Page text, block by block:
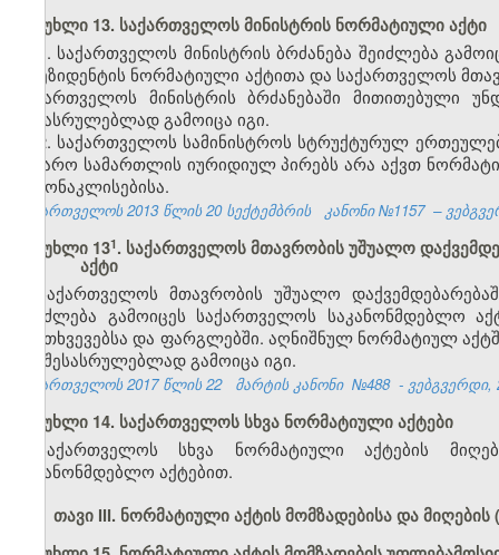
მუხლი 13. საქართველოს მინისტრის ნორმატიული აქტი
1. საქართველოს მინისტრის ბრძანება შეიძლება
პრეზიდენტის ნორმატიული აქტითა და საქართველოს
საქართველოს მინისტრის ბრძანებაში
შესასრულებლად გამოიცა იგი.
2. საქართველოს სამინისტროს სტრუქტურულ
საჯარო სამართლის იურიდიულ პირებს არა აქვთ
გამონაკლისებისა.
საქართველოს 2013 წლის 20 სექტემბრის კანონი №1157 –
მუხლი 13​1. საქართველოს მთავრობის უშუალო
აქტი
საქართველოს მთავრობის უშუალო
შეიძლება გამოიცეს საქართველოს საკანონმდებლო
შემთხვევებსა და ფარგლებში. აღნიშნულ ნორმატიულ
და შესასრულებლად გამოიცა იგი.
საქართველოს 2017 წლის 22 მარტის კანონი №488 - ვებგვერდი,
მუხლი 14. საქართველოს სხვა ნორმატიული აქტები
საქართველოს სხვა ნორმატიული აქტების
საკანონმდებლო აქტებით.
თავი III. ნორმატიული აქტის მომზადებისა და